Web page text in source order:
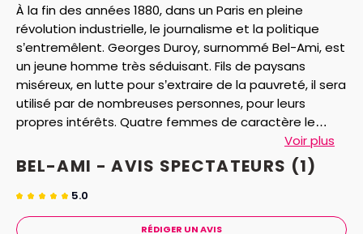
À la fin des années 1880, dans un Paris en pleine
révolution industrielle, le journalisme et la politique
s’entremêlent. Georges Duroy, surnommé Bel-Ami, est
un jeune homme très séduisant. Fils de paysans
miséreux, en lutte pour s’extraire de la pauvreté, il sera
utilisé par de nombreuses personnes, pour leurs
propres intérêts. Quatre femmes de caractère le
formeront et l’aideront dans sa conquête du pouvoir.
Mais sur le chemin de son ascension sociale, le
manipulé Georges Duroy devenu le manipulateur Bel-
Ami, se montre capable de tout. Où s’arrêtera-t-il ?"
Voir plus
BEL-AMI - AVIS SPECTATEURS (1)
5.0
RÉDIGER UN AVIS